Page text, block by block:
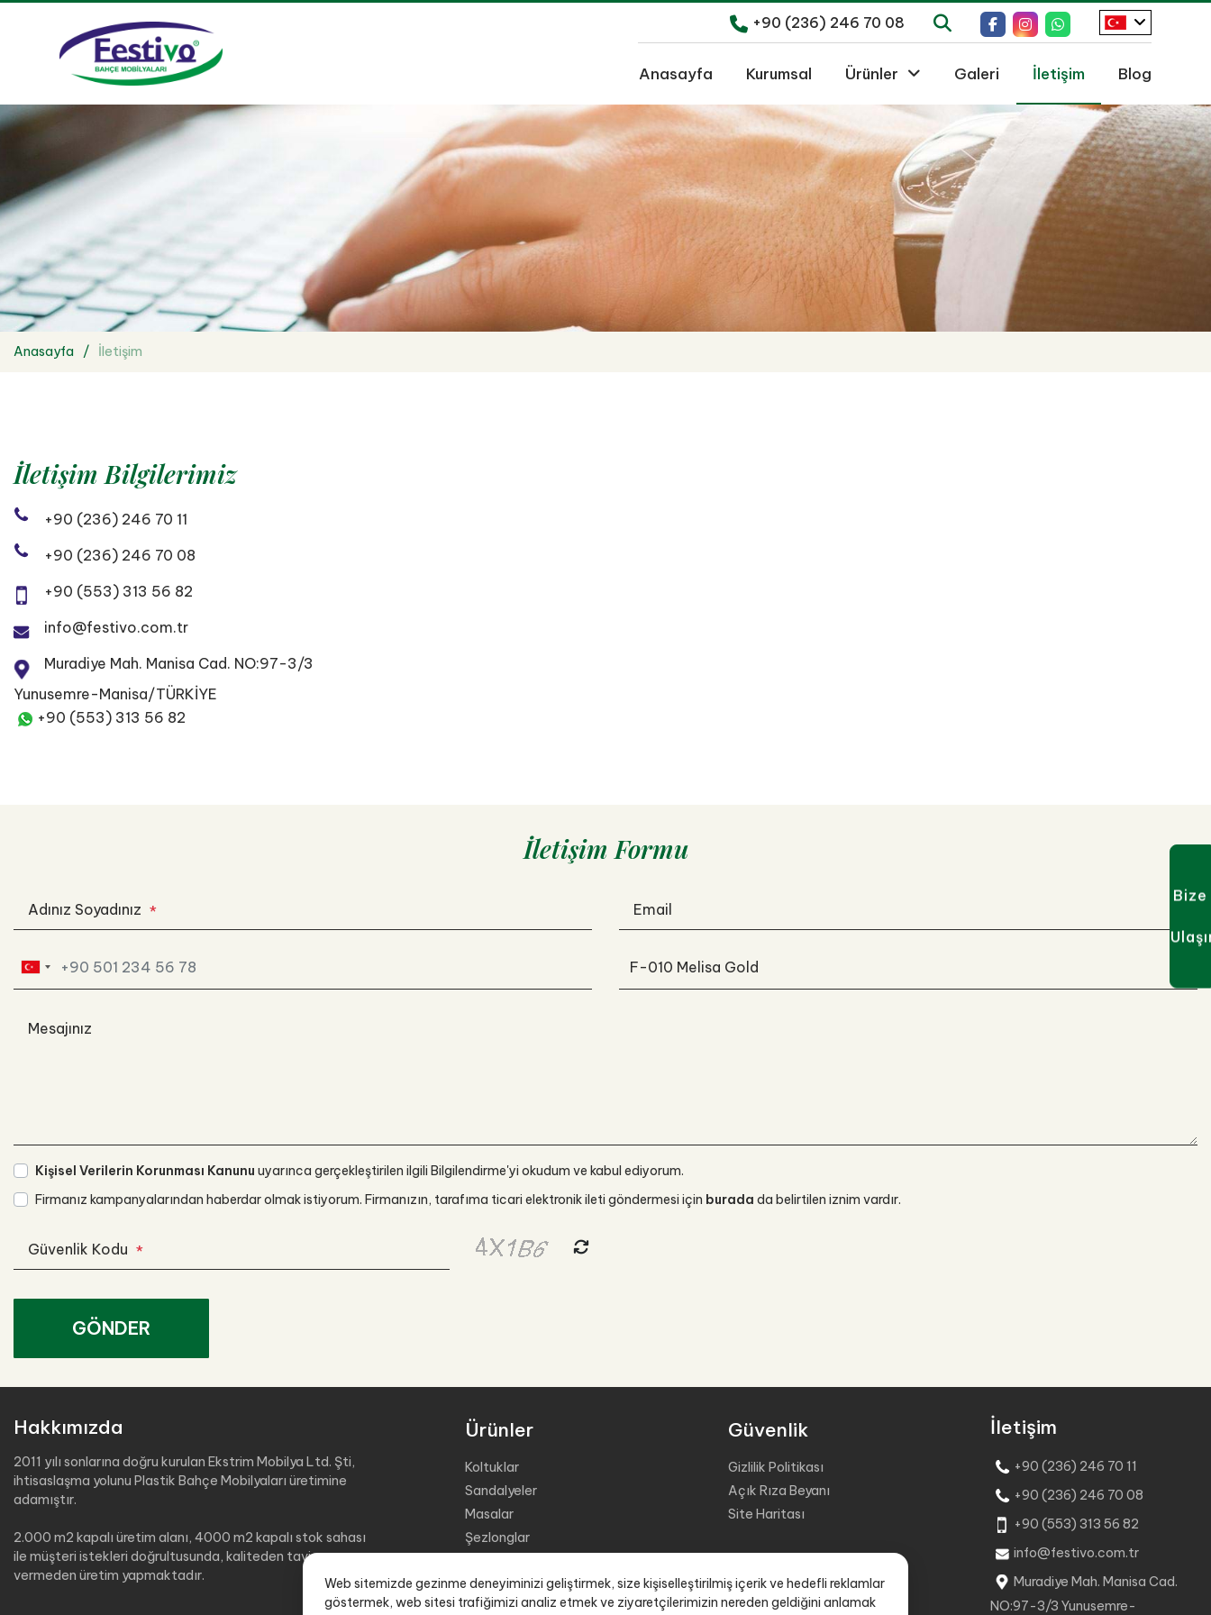
Web sitemizde gezinme deneyiminizi geliştirmek, size kişiselleştirilmiş içerik ve hedefli reklamlar
göstermek, web sitesi trafiğimizi analiz etmek ve ziyaretçilerimizin nereden geldiğini anlamak
+90 (236) 246 70 08
Anasayfa Kurumsal Ürünler Galeri İletişim Blog
Anasayfa İletişim
İletişim Bilgilerimiz
+90 (236) 246 70 11
+90 (236) 246 70 08
+90 (553) 313 56 82
info@festivo.com.tr
Muradiye Mah. Manisa Cad. NO:97-3/3
Yunusemre-Manisa/TÜRKİYE
+90 (553) 313 56 82
İletişim Formu
Adınız Soyadınız * Email
Mesajınız
Kişisel Verilerin Korunması Kanunu uyarınca gerçekleştirilen ilgili Bilgilendirme'yi okudum ve kabul ediyorum.
Firmanız kampanyalarından haberdar olmak istiyorum. Firmanızın, tarafıma ticari elektronik ileti göndermesi için burada da belirtilen iznim vardır.
Güvenlik Kodu *
GÖNDER
Hakkımızda
2011 yılı sonlarına doğru kurulan Ekstrim Mobilya Ltd. Şti,
ihtisaslaşma yolunu Plastik Bahçe Mobilyaları üretimine
adamıştır.
2.000 m2 kapalı üretim alanı, 4000 m2 kapalı stok sahası
ile müşteri istekleri doğrultusunda, kaliteden taviz
vermeden üretim yapmaktadır.
Ürünler
Koltuklar
Sandalyeler
Masalar
Şezlonglar
Tabureler
Organizasyon Grubu
Güvenlik
Gizlilik Politikası
Açık Rıza Beyanı
Site Haritası
İletişim
+90 (236) 246 70 11
+90 (236) 246 70 08
+90 (553) 313 56 82
info@festivo.com.tr
Muradiye Mah. Manisa Cad.
NO:97-3/3 Yunusemre-
Bize